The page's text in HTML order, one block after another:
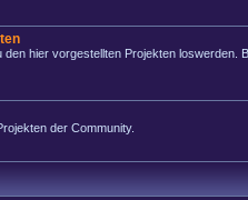
den hier vorgestellten Projekten loswerden.
der Community.